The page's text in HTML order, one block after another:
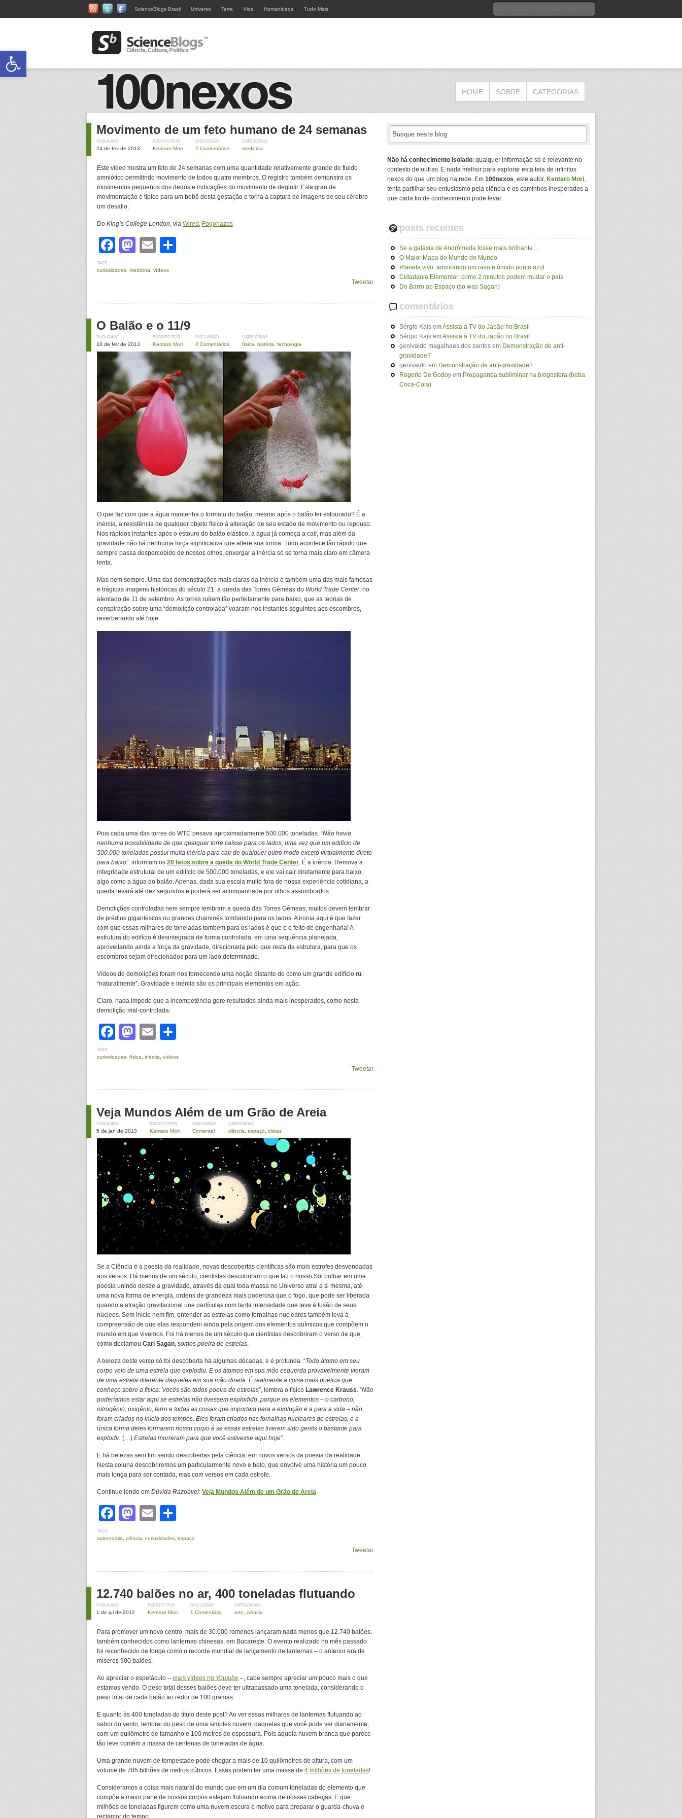
ScienceBlogs Brasil Universo Terra Vida Humanidade Tudo Mais
HOME SOBRE CATEGORIAS
Movimento de um feto humano de 24 semanas
PUBLICADO
24 de fev de 2013
ESCRITO POR
Kentaro Mori
DISCUSSÃO
2 Comentários
CATEGORIAS
medicina
Este vídeo mostra um feto de 24 semanas com uma quantidade relativamente grande de fluido
amniótico permitindo movimento de todos quatro membros. O registro também demonstra os
movimentos pequenos dos dedos e indicações do movimento de deglutir. Este grau de
movimentação é típico para um bebê desta gestação e torna a captura de imagens de seu cérebro
um desafio.
Do King’s College London, via Wired , Fogonazos
Facebook
Mastodon
Email
TAGS
curiosidades medicina vídeos
Tweetar
O Balão e o 11/9
PUBLICADO
10 de fev de 2013
ESCRITO POR
Kentaro Mori
DISCUSSÃO
2 Comentários
CATEGORIAS
física história tecnologia
O que faz com que a água mantenha o formato do balão, mesmo após o balão ter estourado? É a
inércia, a resistência de qualquer objeto físico à alteração de seu estado de movimento ou repouso.
Nos rápidos instantes após o estouro do balão elástico, a água já começa a cair, mas além da
gravidade não há nenhuma força significativa que altere sua forma. Tudo acontece tão rápido que
sempre passa despercebido de nossos olhos, enxergar a inércia só se torna mais claro em câmera
lenta.
Mas nem sempre. Uma das demonstrações mais claras da inércia é também uma das mais famosas
e trágicas imagens históricas do século 21: a queda das Torres Gêmeas do World Trade Center, no
atentado de 11 de setembro. As torres ruíram tão perfeitamente para baixo, que as teorias de
conspiração sobre uma “demolição controlada” voaram nos instantes seguintes aos escombros,
reverberando até hoje.
Pois cada uma das torres do WTC pesava aproximadamente 500.000 toneladas. “Não havia
nenhuma possibilidade de que qualquer torre caísse para os lados, uma vez que um edifício de
500.000 toneladas possui muita inércia para cair de qualquer outro modo exceto virtualmente direto
para baixo”, informam os 20 fatos sobre a queda do World Trade Center. É a inércia. Remova a
integridade estrutural de um edifício de 500.000 toneladas, e ele vai cair diretamente para baixo,
algo como a água do balão. Apenas, dada sua escala muito fora de nossa experiência cotidiana, a
queda levará até dez segundos e poderá ser acompanhada por olhos assombrados.
Demolições controladas nem sempre lembram a queda das Torres Gêmeas, muitos devem lembrar
de prédios gigantescos ou grandes chaminés tombando para os lados. A ironia aqui é que fazer
com que essas milhares de toneladas tombem para os lados é que é o feito de engenharia! A
estrutura do edifício é desintegrada de forma controlada, em uma sequência planejada,
aproveitando ainda a força da gravidade, direcionada pelo que resta da estrutura, para que os
escombros sejam direcionados para um lado determinado.
Vídeos de demolições foram nos fornecendo uma noção distante de como um grande edifício rui
“naturalmente”. Gravidade e inércia são os principais elementos em ação.
Claro, nada impede que a incompetência gere resultados ainda mais inesperados, como nesta
demolição mal-controlada:
Facebook
Mastodon
Email
TAGS
curiosidades física inércia vídeos
Tweetar
Veja Mundos Além de um Grão de Areia
PUBLICADO
5 de jan de 2013
ESCRITO POR
Kentaro Mori
DISCUSSÃO
Comente!
CATEGORIAS
ciência espaço idéias
Se a Ciência é a poesia da realidade, novas descobertas científicas são mais estrofes desvendadas
aos versos. Há menos de um século, cientistas descobriram o que faz o nosso Sol brilhar em uma
poesia unindo desde a gravidade, através da qual toda massa no Universo atrai a si mesma, até
uma nova forma de energia, ordens de grandeza mais poderosa que o fogo, que pode ser liberada
quando a atração gravitacional une partículas com tanta intensidade que leva à fusão de seus
núcleos. Sem início nem fim, entender as estrelas como fornalhas nucleares também leva à
compreensão de que elas respondem ainda pela origem dos elementos químicos que compõem o
mundo em que vivemos. Foi há menos de um século que cientistas descobriram o verso de que,
como declamou Carl Sagan, somos poeira de estrelas.
A beleza deste verso só foi descoberta há algumas décadas, e é profunda. “Todo átomo em seu
corpo veio de uma estrela que explodiu. E os átomos em sua mão esquerda provavelmente vieram
de uma estrela diferente daqueles em sua mão direita. É realmente a coisa mais poética que
conheço sobre a física: Vocês são todos poeira de estrelas”, lembra o físico Lawrence Krauss. “Não
poderíamos estar aqui se estrelas não tivessem explodido, porque os elementos – o carbono,
nitrogênio, oxigênio, ferro e todas as coisas que importam para a evolução e a para a vida – não
foram criados no início dos tempos. Eles foram criados nas fornalhas nucleares de estrelas, e a
única forma deles formarem nosso corpo é se essas estrelas tiverem sido gentis o bastante para
explodir. (…) Estrelas morreram para que você estivesse aqui hoje”.
E há belezas sem fim sendo descobertas pela ciência, em novos versos da poesia da realidade.
Nesta coluna descobriremos um particularmente novo e belo, que envolve uma história um pouco
mais longa para ser contada, mas com versos em cada estrofe.
Continue lendo em Dúvida Razoável: Veja Mundos Além de um Grão de Areia
Facebook
Mastodon
Email
TAGS
astronomia ciência curiosidades espaço
Tweetar
12.740 balões no ar, 400 toneladas flutuando
PUBLICADO
1 de jul de 2012
ESCRITO POR
Kentaro Mori
DISCUSSÃO
1 Comentário
CATEGORIAS
arte ciência
Para promover um novo centro, mais de 30.000 romenos lançaram nada menos que 12.740 balões,
também conhecidos como lanternas chinesas, em Bucareste. O evento realizado no mês passado
foi reconhecido de longe como o recorde mundial de lançamento de lanternas – o anterior era de
míseros 900 balões.
Ao apreciar o espetáculo – mais vídeos no Youtube –, cabe sempre apreciar um pouco mais o que
estamos vendo. O peso total desses balões deve ter ultrapassado uma tonelada, considerando o
peso total de cada balão ao redor de 100 gramas.
E quanto às 400 toneladas do título deste post? Ao ver essas milhares de lanternas flutuando ao
sabor do vento, lembrei do peso de uma simples nuvem, daquelas que você pode ver diariamente,
com um quilômetro de tamanho e 100 metros de espessura. Pois aquela nuvem branca que parece
tão leve contém a massa de centenas de toneladas de água.
Uma grande nuvem de tempestade pode chegar a mais de 10 quilômetros de altura, com um
volume de 785 bilhões de metros cúbicos. Essas podem ter uma massa de 4 milhões de toneladas!
Consideramos a coisa mais natural do mundo que em um dia comum toneladas do elemento que
compõe a maior parte de nossos corpos estejam flutuando acima de nossas cabeças. E que
milhões de toneladas figurem como uma nuvem escura é motivo para preparar o guarda-chuva e
reclamar do tempo.
Não há conhecimento isolado: qualquer informação só é relevante no
contexto de outras. E nada melhor para explorar esta teia de infinitos
nexos do que um blog na rede. Em 100nexos, este autor, Kentaro Mori,
tenta partilhar seu entusiasmo pela ciência e os caminhos inesperados a
que cada fio de conhecimento pode levar.
posts recentes
Se a galáxia de Andrômeda fosse mais brilhante…
O Maior Mapa do Mundo do Mundo
Planeta vivo: admirando um raso e úmido ponto azul
Cidadania Elementar: como 2 minutos podem mudar o país
Do Barro ao Espaço (so was Sagan)
comentários
Sérgio Kais emAssista à TV do Japão no Brasil
Sérgio Kais emAssista à TV do Japão no Brasil
genivaldo magalhaes dos santos em Demonstração de anti-
gravidade?
genivaldo em Demonstração de anti-gravidade?
Rogerio De Godoy em Propaganda subliminar na blogosfera (beba
Coca-Cola)
Abrir a barra de ferramentas